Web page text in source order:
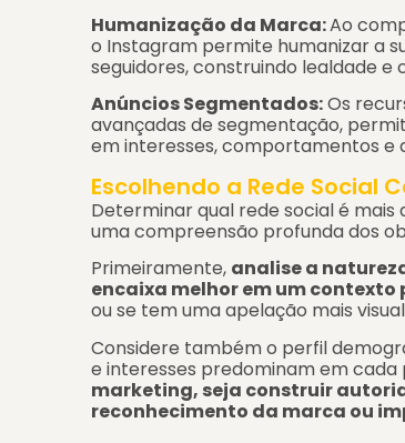
Humanização da Marca:Ao
o Instagram permite humanizar a
seguidores, construindo lealdade e
Anúncios Segmentados:Os
avançadas de segmentação,
em interesses, comportamentos e
Escolhendo a Rede Social
Determinar qual rede social é
uma compreensão profunda dos
Primeiramente, analise a
encaixa melhor em um contexto
ou se tem uma apelação mais
Considere também o perfil
e interesses predominam em
marketing, seja construir
reconhecimento da marca ou